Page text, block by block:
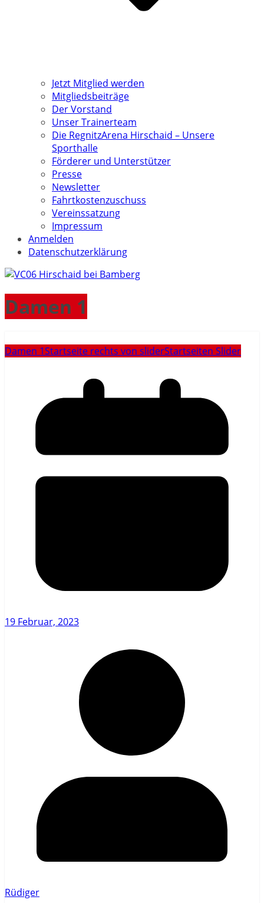
Jetzt Mitglied werden
Mitgliedsbeiträge
Der Vorstand
Unser Trainerteam
Die RegnitzArena Hirschaid – Unsere
Sporthalle
Förderer und Unterstützer
Presse
Newsletter
Fahrtkostenzuschuss
Vereinssatzung
Impressum
Anmelden
Datenschutzerklärung
Damen 1
Damen 1Startseite rechts von sliderStartseiten Slider
19 Februar, 2023
Rüdiger